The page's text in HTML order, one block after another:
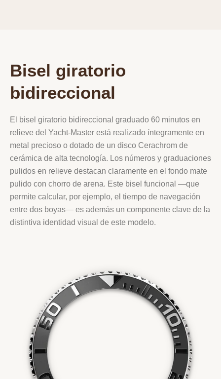
Bisel giratorio
bidireccional
El bisel giratorio bidireccional graduado 60 minutos en
relieve del Yacht‑Master está realizado íntegramente en
metal precioso o dotado de un disco Cerachrom de
cerámica de alta tecnología. Los números y graduaciones
pulidos en relieve destacan claramente en el fondo mate
pulido con chorro de arena. Este bisel funcional —que
permite calcular, por ejemplo, el tiempo de navegación
entre dos boyas— es además un componente clave de la
distintiva identidad visual de este modelo.